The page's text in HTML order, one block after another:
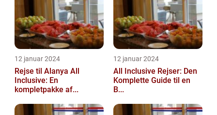
12 januar 2024
Rejse til Alanya All
Inclusive: En
kompletpakke af...
12 januar 2024
All Inclusive Rejser: Den
Komplette Guide til en
B...